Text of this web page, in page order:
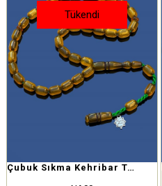
Tükendi
Çubuk Sıkma Kehribar Tesbih